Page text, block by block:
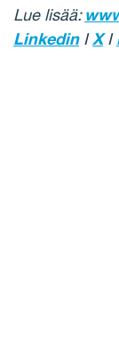
Lue lisää:
LinkedinIXI